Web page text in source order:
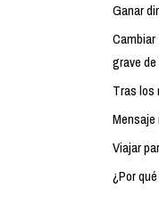
Ganar
Cambiar
grave
Tras los
Viajar
¿Por